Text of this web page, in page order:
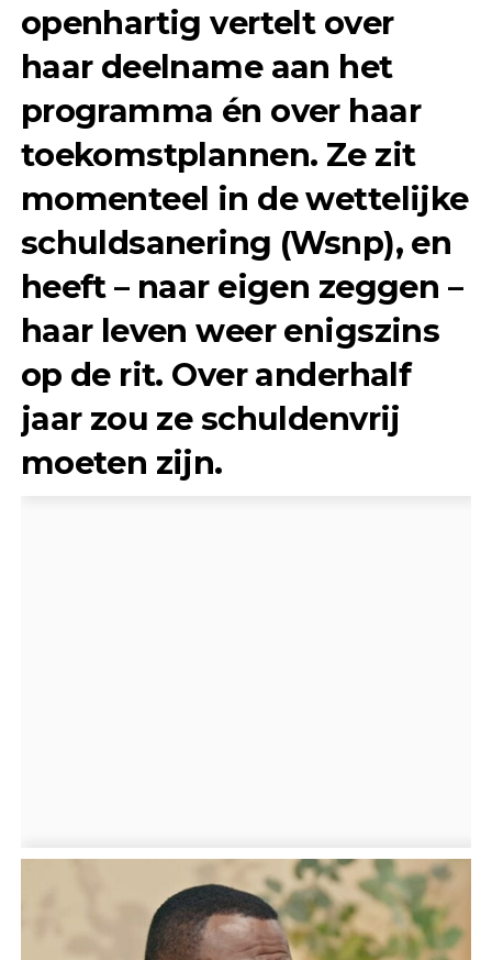
openhartig vertelt over
haar deelname aan het
programma én over haar
toekomstplannen. Ze zit
momenteel in de wettelijke
schuldsanering (Wsnp), en
heeft – naar eigen zeggen –
haar leven weer enigszins
op de rit. Over anderhalf
jaar zou ze schuldenvrij
moeten zijn.